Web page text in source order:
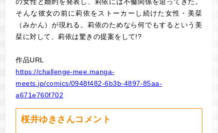
そんな彼女の前に莉依をストーカーし続けた女性・美栞
（みかん）が現れる。莉依のためなら何でもするという美
栞に対して、莉依は驚きの提案をして!?
作品URL
https://challenge-mee.manga-
meets.jp/comics/0948f482-6b3b-4897-85aa-
a671e760f702
桜井ゆきさんコメント